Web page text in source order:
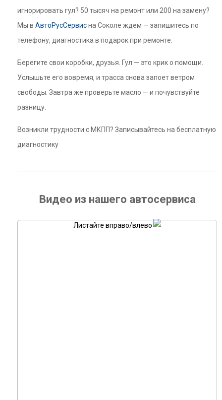
игнорировать гул? 50 тысяч на ремонт или 200 на замену?
Мы в АвтоРусСервисна Соколе ждем — запишитесь по
телефону, диагностика в подарок при ремонте.
Берегите свои коробки, друзья. Гул — это крик о помощи.
Услышьте его вовремя, и трасса снова запоет ветром
свободы. Завтра же проверьте масло — и почувствуйте
разницу.
Возникли трудности с МКПП? Записывайтесь на бесплатную
диагностику
Видео из нашего автосервиса
Листайте вправо/влево